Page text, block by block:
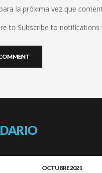
la próxima vez que
to Subscribe to
OCTUBRE 2021